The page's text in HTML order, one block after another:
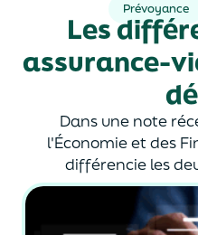
Prévoyance
Les
assurance-
Dans une note
l'Économie et des
différencie les